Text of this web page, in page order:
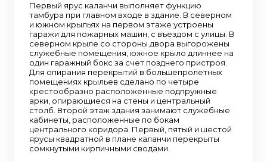
Первый ярус каланчи выполняет функцию
тамбура при главном входе в здание. В северном
и южном крыльях на первом этаже устроены
гаражи для пожарных машин, с въездом с улицы. В
северном крыле со стороны двора выгорожены
служебные помещения, южное крыло длиннее на
один гаражный бокс за счет позднего пристроя.
Для опирания перекрытий в большепролетных
помещениях крыльев сделано по четыре
крестообразно расположенные подпружные
арки, опирающиеся на стены и центральный
столб. Второй этаж здания занимают служебные
кабинеты, расположенные по бокам
центрального коридора. Первый, пятый и шестой
ярусы квадратной в плане каланчи перекрыты
сомкнутыми кирпичными сводами.